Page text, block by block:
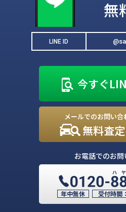
無
LINE ID
今すぐ
メールでのお問い合
無料査
お電話でのお
年中無休 受付時間：